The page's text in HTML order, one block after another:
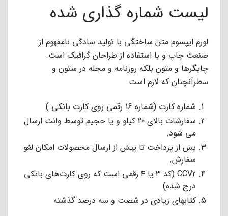
لیست شماره گذاری شده
لورم ایپسوم متن ساختگی با تولید سادگی نامفهوم از
صنعت چاپ و با استفاده از طراحان گرافیک است.
چاپگرها و متون بلکه روزنامه و مجله در ستون و
سطرآنچنان که لازم است
شماره کارت (شماره 16 رقمی روی کارت بانکی )
سفارشات بالای 20 کیلو و یا حجیم توسط وانت ارسال
می شود.
پس از پرداخت تا پیش از ارسال محصولات امکان لغو
سفارش.
CCV2 (کد ۳ یا ۴ رقمی است که روی کارت‌‌‌‌‌‌‌‌‌‌‌‌‌‌‌‌‌‌‌‌‌‌‌‌‌‌‌‌‌‌‌‌‌‌‌‌‌‌‌‌‌‌‌‌‌‌‌‌‌‌‌‌‌های بانکی
درج شده)
کتابهای زیادی در شصت و سه درصد گذشته